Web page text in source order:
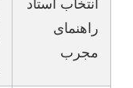
انتخاب استاد
راهنمای
مجرب